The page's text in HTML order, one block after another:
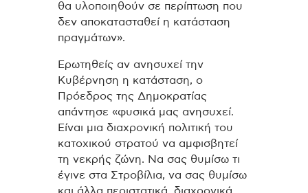
θα υλοποιηθούν σε περίπτωση που
δεν αποκατασταθεί η κατάσταση
πραγμάτων».
Ερωτηθείς αν ανησυχεί την
Κυβέρνηση η κατάσταση, ο
Πρόεδρος της Δημοκρατίας
απάντησε «φυσικά μας ανησυχεί.
Είναι μια διαχρονική πολιτική του
κατοχικού στρατού να αμφισβητεί
τη νεκρής ζώνη. Να σας θυμίσω τι
έγινε στα Στροβίλια, να σας θυμίσω